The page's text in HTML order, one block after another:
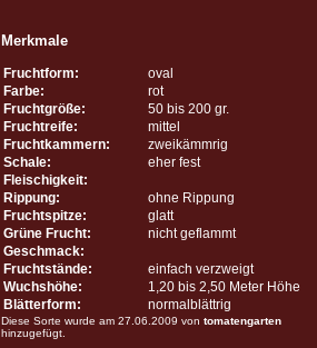
Merkmale
Fruchtform:
oval
Farbe:
rot
Fruchtgröße:
50 bis 200 gr.
Fruchtreife:
mittel
Fruchtkammern:
zweikämmrig
Schale:
eher fest
Fleischigkeit:
Rippung:
ohne Rippung
Fruchtspitze:
glatt
Grüne Frucht:
nicht geflammt
Geschmack:
Fruchtstände:
einfach verzweigt
Wuchshöhe:
1,20 bis 2,50 Meter Höhe
Blätterform:
normalblättrig
Diese Sorte wurde am 27.06.2009 von tomatengarten
hinzugefügt.